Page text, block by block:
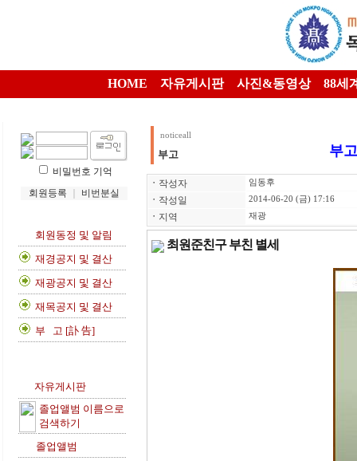
HOME 자유게시판 사진&동영상 88세
비밀번호 기억
회원등록
비번분실
회원동정 및 알림
재경공지 및 결산
재광공지 및 결산
재목공지 및 결산
부 고 [訃 告]
자유게시판
졸업앨범 이름으로
검색하기
졸업앨범
noticeall
부고 부
ㆍ 작성자 임동후
ㆍ 작성일 2014-06-20 (금) 17:16
ㆍ 지역 재광
최원준친구 부친 별세